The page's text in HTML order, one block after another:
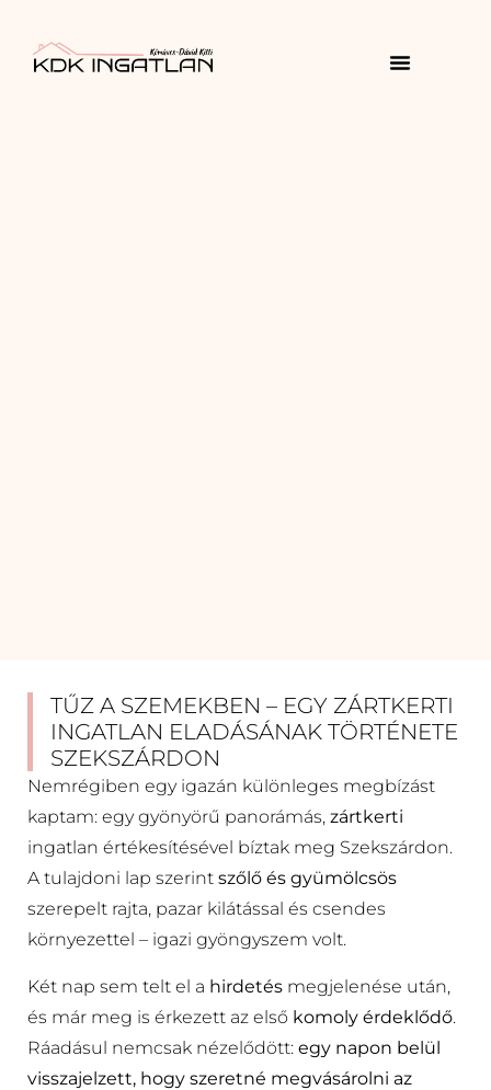
TŰZ A SZEMEKBEN – EGY ZÁRTKERTI
INGATLAN ELADÁSÁNAK TÖRTÉNETE
SZEKSZÁRDON
Nemrégiben egy igazán különleges megbízást
kaptam: egy gyönyörű panorámás, zártkerti
ingatlan értékesítésével bíztak meg Szekszárdon.
A tulajdoni lap szerint szőlő és gyümölcsös
szerepelt rajta, pazar kilátással és csendes
környezettel – igazi gyöngyszem volt.
Két nap sem telt el a hirdetés megjelenése után,
és már meg is érkezett az első komoly érdeklődő.
Ráadásul nemcsak nézelődött: egy napon belül
visszajelzett, hogy szeretné megvásárolni az